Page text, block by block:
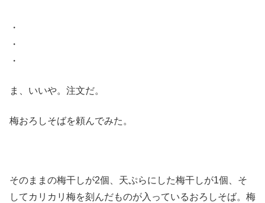
・
・
・
ま、いいや。注文だ。
梅おろしそばを頼んでみた。
そのままの梅干しが2個、天ぷらにした梅干しが1個、そ
してカリカリ梅を刻んだものが入っているおろしそば。梅